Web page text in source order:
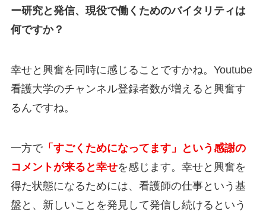
ー研究と発信、現役で働くためのバイタリティは
何ですか？
幸せと興奮を同時に感じることですかね。Youtube
看護大学のチャンネル登録者数が増えると興奮す
るんですね。
一方で「すごくためになってます」という感謝の
コメントが来ると幸せを感じます。幸せと興奮を
得た状態になるためには、看護師の仕事という基
盤と、新しいことを発見して発信し続けるという